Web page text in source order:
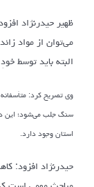
ظهیر حیدرنژاد
می‌توان از مواد
البته باید توسط
وی تصریح کرد:
استان وجود دارد.
حیدرنژاد افزود: